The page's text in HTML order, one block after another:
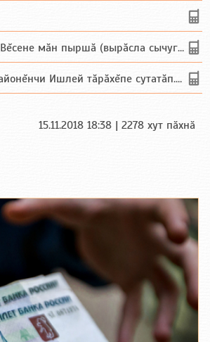
мăн пыршă (вырăсла сычуг) ...
Ишлей тăрăхĕпе сутатăп. Ха...
15.11.2018 18:38 | 2278 хут пӑхнӑ